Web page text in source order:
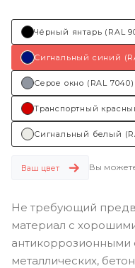
Чёрный янтарь (RAL
Сигнальный синий
Серое окно (RAL 7040)
Транспортный
Сигнальный белый
Ваш цвет Вы
Не требующий
материал с
антикоррозионными
металлических,